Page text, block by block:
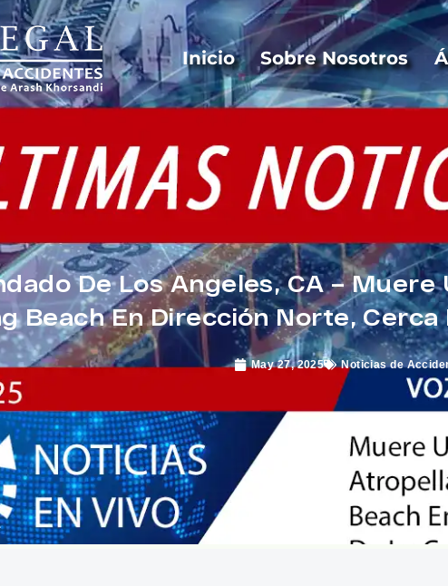
Inicio Sobre Nosotros
De Los Angeles, CA –
Beach En Dirección Norte, Cerca
May 27, 2025 Noticias de